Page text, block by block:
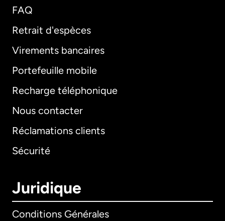
FAQ
Retrait d'espèces
Virements bancaires
Portefeuille mobile
Recharge téléphonique
Nous contacter
Réclamations clients
Sécurité
Juridique
Conditions Générales